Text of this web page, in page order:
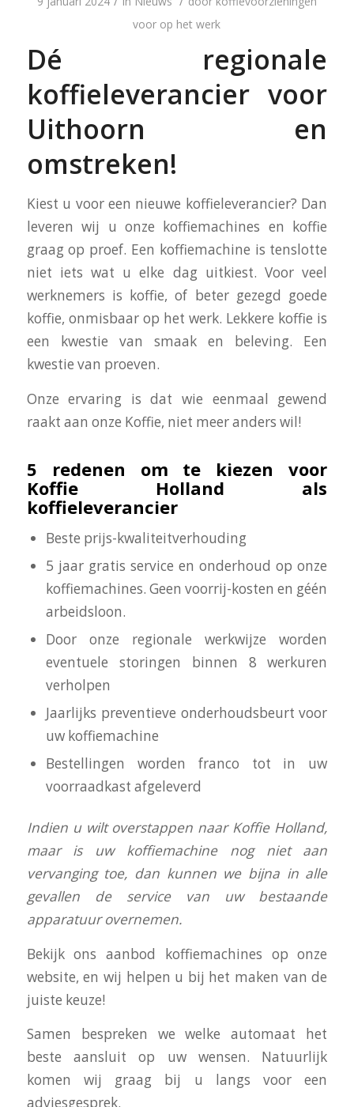
voor op het werk
Dé regionale
koffieleverancier voor
Uithoorn en
omstreken!
Kiest u voor een nieuwe koffieleverancier? Dan
leveren wij u onze koffiemachines en koffie
graag op proef. Een koffiemachine is tenslotte
niet iets wat u elke dag uitkiest. Voor veel
werknemers is koffie, of beter gezegd goede
koffie, onmisbaar op het werk. Lekkere koffie is
een kwestie van smaak en beleving. Een
kwestie van proeven.
Onze ervaring is dat wie eenmaal gewend
raakt aan onze Koffie, niet meer anders wil!
5 redenen om te kiezen voor
Koffie Holland als
koffieleverancier
Beste prijs-kwaliteitverhouding
5 jaar gratis service en onderhoud op onze
koffiemachines. Geen voorrij-kosten en géén
arbeidsloon.
Door onze regionale werkwijze worden
eventuele storingen binnen 8 werkuren
verholpen
Jaarlijks preventieve onderhoudsbeurt voor
uw koffiemachine
Bestellingen worden franco tot in uw
voorraadkast afgeleverd
Indien u wilt overstappen naar Koffie Holland,
maar is uw koffiemachine nog niet aan
vervanging toe, dan kunnen we bijna in alle
gevallen de service van uw bestaande
apparatuur overnemen.
Bekijk ons aanbod koffiemachines op onze
website, en wij helpen u bij het maken van de
juiste keuze!
Samen bespreken we welke automaat het
beste aansluit op uw wensen. Natuurlijk
komen wij graag bij u langs voor een
adviesgesprek.